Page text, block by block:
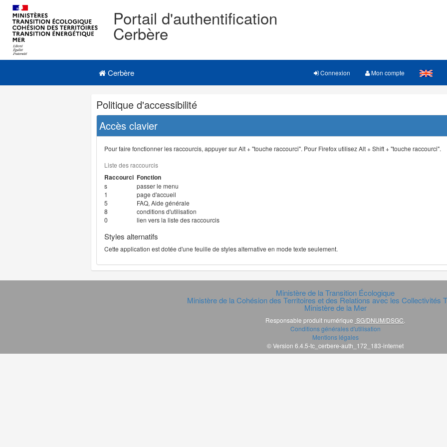
Portail d'authentification
Cerbère
Navigation
Menu principal
Cerbère Connexion Mon compte
Navigation
et
outils
annexes
Politique d'accessibilité
Accès clavier
Pour faire fonctionner les raccourcis, appuyer sur Alt + "touche raccourci". Pour Firefox utilisez Alt + Shift + "touche raccourci".
Liste des raccourcis
Raccourci Fonction
s
passer le menu
1
page d'accueil
5
FAQ, Aide générale
8
conditions d'utilisation
0
lien vers la liste des raccourcis
Styles alternatifs
Cette application est dotée d'une feuille de styles alternative en mode texte seulement.
Ministère de la Transition Écologique
Ministère de la Cohésion des Territoires et des Relations avec les Collectivités
Ministère de la Mer
Responsable produit numérique SG/DNUM/DSGC
Conditions générales d'utilisation
Mentions légales
© Version 6.4.5-tc_cerbere-auth_172_183-internet